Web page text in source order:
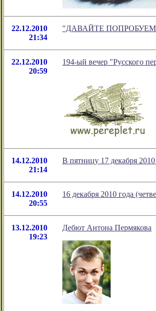
22.12.2010
21:34
"ДАВАЙТЕ ПОПРОБУЕМ
22.12.2010
20:59
194-ый вечер "Русского
14.12.2010
21:14
В пятницу 17 декабря
14.12.2010
20:55
16 декабря 2010 года
13.12.2010
19:23
Дебют Антона Пермякова